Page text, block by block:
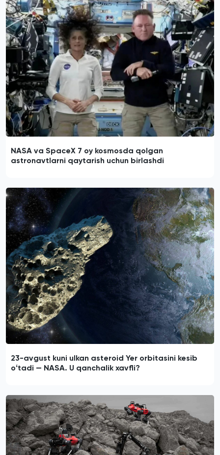
NASA va SpaceX 7 oy kosmosda qolgan
astronavtlarni qaytarish uchun birlashdi
23-avgust kuni ulkan asteroid Yer orbitasini kesib
oʻtadi — NASA. U qanchalik xavfli?